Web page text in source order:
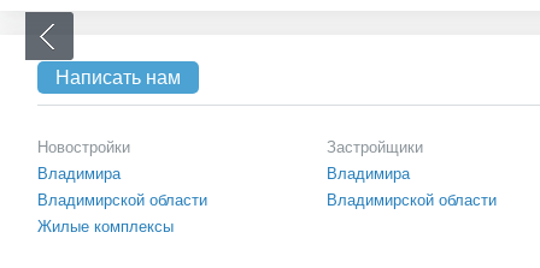
Написать нам
Новостройки
Владимира
Владимирской области
Жилые комплексы
Застройщики
Владимира
Владимирской области